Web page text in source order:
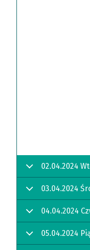
02.04.2024
03.04.2024
04.04.2024
05.04.2024